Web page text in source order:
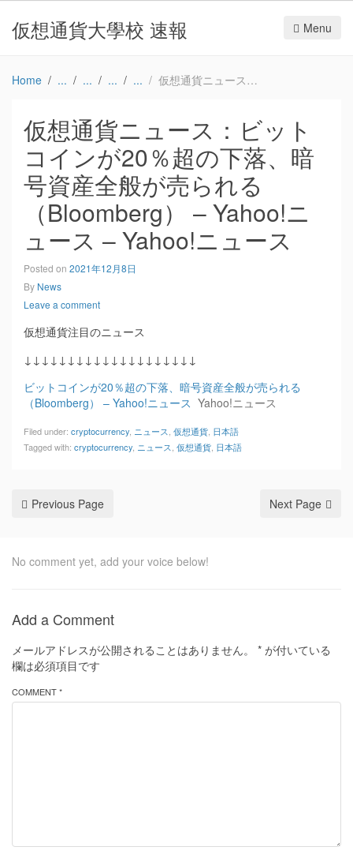
仮想通貨大學校 速報 Menu
Home 仮想通貨ニュース：ビットコインが20％超の下落、暗号資産全般が売られる（Bloomberg） – Yahoo!ニュース – Yahoo!ニュース
仮想通貨ニュース：ビット
コインが20％超の下落、暗
号資産全般が売られる
（Bloomberg） – Yahoo!ニ
ュース – Yahoo!ニュース
Posted on 2021年12月8日
By News
Leave a comment
仮想通貨注目のニュース
↓↓↓↓↓↓↓↓↓↓↓↓↓↓↓↓↓↓↓↓
ビットコインが20％超の下落、暗号資産全般が売られる
（Bloomberg） – Yahoo!ニュース Yahoo!ニュース
Filed under: cryptocurrency ニュース 仮想通貨 日本語
Tagged with: cryptocurrency ニュース 仮想通貨 日本語
Previous Page Next Page
No comment yet, add your voice below!
Add a Comment
メールアドレスが公開されることはありません。 * が付いている
欄は必須項目です
COMMENT *